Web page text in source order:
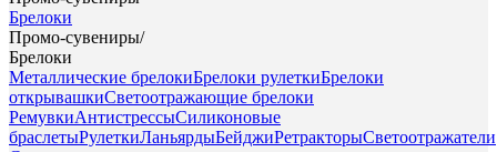
Брелоки
Промо-сувениры/
Брелоки
Металлические брелокиБрелоки рулеткиБрелоки
открывашкиСветоотражающие брелоки
РемувкиАнтистрессыСиликоновые
браслетыРулеткиЛаньярдыБейджиРетракторыСветоотражатели